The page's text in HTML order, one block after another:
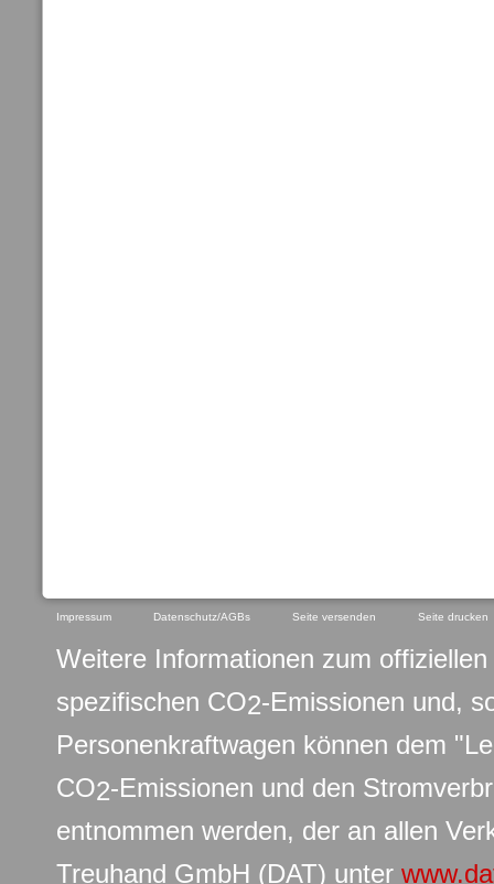
Impressum Datenschutz/AGBs Seite versenden Seite drucken
Weitere Informationen zum
spezifischen CO2-Emissionen und,
Personenkraftwagen können dem
CO2-Emissionen und den
entnommen werden, der an allen
Treuhand GmbH (DAT) unter